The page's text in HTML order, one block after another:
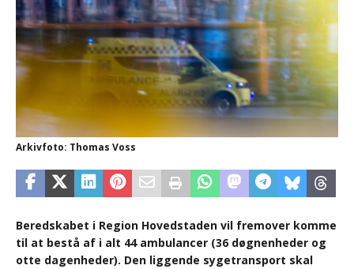
Arkivfoto: Thomas Voss
Beredskabet i Region Hovedstaden vil fremover komme
til at bestå af i alt 44 ambulancer (36 døgnenheder og
otte dagenheder). Den liggende sygetransport skal